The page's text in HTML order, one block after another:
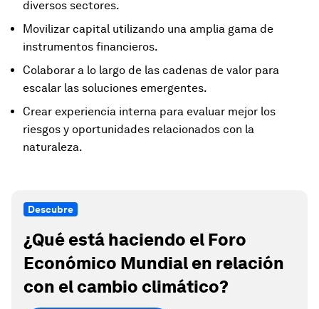
diversos sectores.
Movilizar capital utilizando una amplia gama de
instrumentos financieros.
Colaborar a lo largo de las cadenas de valor para
escalar las soluciones emergentes.
Crear experiencia interna para evaluar mejor los
riesgos y oportunidades relacionados con la
naturaleza.
Descubre
¿Qué está haciendo el Foro
Económico Mundial en relación
con el cambio climático?